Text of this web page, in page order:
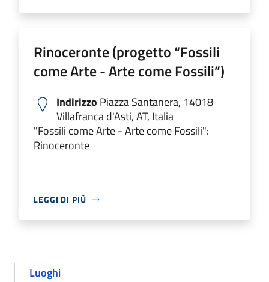
Rinoceronte (progetto “Fossili
come Arte - Arte come Fossili”)
Indirizzo Piazza Santanera, 14018
Villafranca d'Asti, AT, Italia
"Fossili come Arte - Arte come Fossili":
Rinoceronte
LEGGI DI PIÙ
Luoghi